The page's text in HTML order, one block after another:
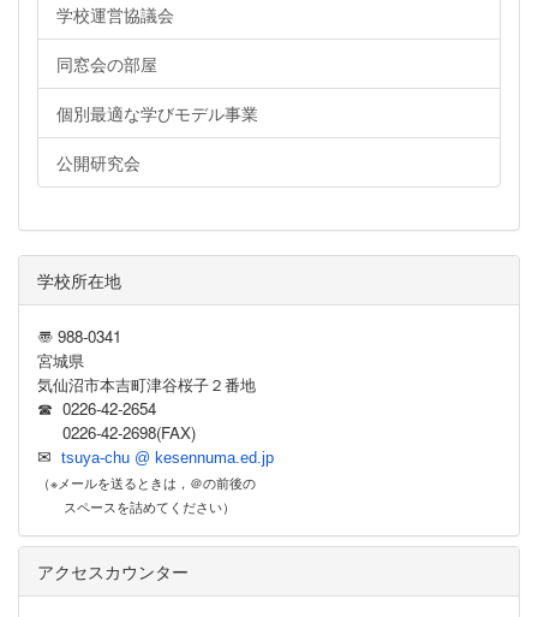
学校運営協議会
同窓会の部屋
個別最適な学びモデル事業
公開研究会
学校所在地
〠 988-0341
宮城県
気仙沼市本吉町津谷桜子２番地
☎ 0226-42-2654
0226-42-2698(FAX)
✉ tsuya-chu @ kesennuma.ed.jp
（※メールを送るときは，＠の前後の
スペースを詰めてください）
アクセスカウンター